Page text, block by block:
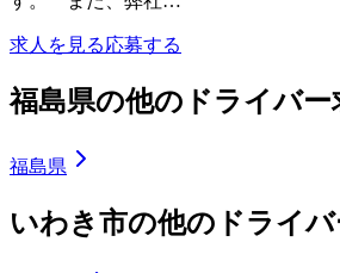
求人を見る応募する
福島県の他のドライバー
福島県
いわき市の他のドライ